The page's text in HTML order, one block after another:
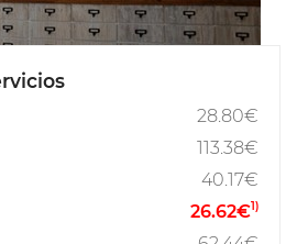
28.80€
113.38€
40.17€
26.62€1)